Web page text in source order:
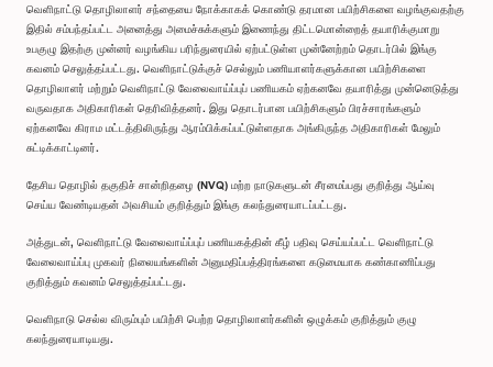
வெளிநாட்டு தொழிலாளர் சந்தையை நோக்காகக் கொண்டு தரமான பயிற்சிகளை வழங்குவதற்கு
இதில் சம்பந்தப்பட்ட அனைத்து அமைச்சுக்களும் இணைந்து திட்டமொன்றைத் தயாரிக்குமாறு
உபகுழு இதற்கு முன்னர் வழங்கிய பரிந்துரையில் ஏற்பட்டுள்ள முன்னேற்றம் தொடர்பில் இங்கு
கவனம் செலுத்தப்பட்டது. வெளிநாட்டுக்குச் செல்லும் பணியாளர்களுக்கான பயிற்சிகளை
தொழிலாளர் மற்றும் வெளிநாட்டு வேலைவாய்ப்புப் பணியகம் ஏற்கனவே தயாரித்து முன்னெடுத்து
வருவதாக அதிகாரிகள் தெரிவித்தனர். இது தொடர்பான பயிற்சிகளும் பிரச்சாரங்களும்
ஏற்கனவே கிராம மட்டத்திலிருந்து ஆரம்பிக்கப்பட்டுள்ளதாக அங்கிருந்த அதிகாரிகள் மேலும்
சுட்டிக்காட்டினர்.
தேசிய தொழில் தகுதிச் சான்றிதழை (NVQ) மற்ற நாடுகளுடன் சீரமைப்பது குறித்து ஆய்வு
செய்ய வேண்டியதன் அவசியம் குறித்தும் இங்கு கலந்துரையாடப்பட்டது.
அத்துடன், வெளிநாட்டு வேலைவாய்ப்புப் பணியகத்தின் கீழ் பதிவு செய்யப்பட்ட வெளிநாட்டு
வேலைவாய்ப்பு முகவர் நிலையங்களின் அனுமதிப்பத்திரங்களை கடுமையாக கண்காணிப்பது
குறித்தும் கவனம் செலுத்தப்பட்டது.
வெளிநாடு செல்ல விரும்பும் பயிற்சி பெற்ற தொழிலாளர்களின் ஒழுக்கம் குறித்தும் குழு
கலந்துரையாடியது.